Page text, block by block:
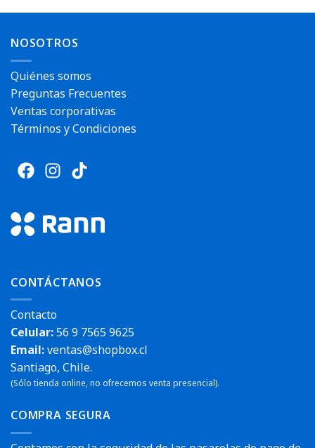
NOSOTROS
Quiénes somos
Preguntas Frecuentes
Ventas corporativas
Términos y Condiciones
CONTÁCTANOS
Contacto
Celular:56 9 7565 9625
Email:ventas@shopbox.cl
Santiago, Chile.
(Sólo tienda online, no ofrecemos venta presencial).
COMPRA SEGURA